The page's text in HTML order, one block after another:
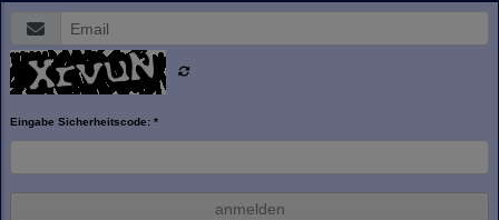
Eingabe Sicherheitscode: *
anmelden